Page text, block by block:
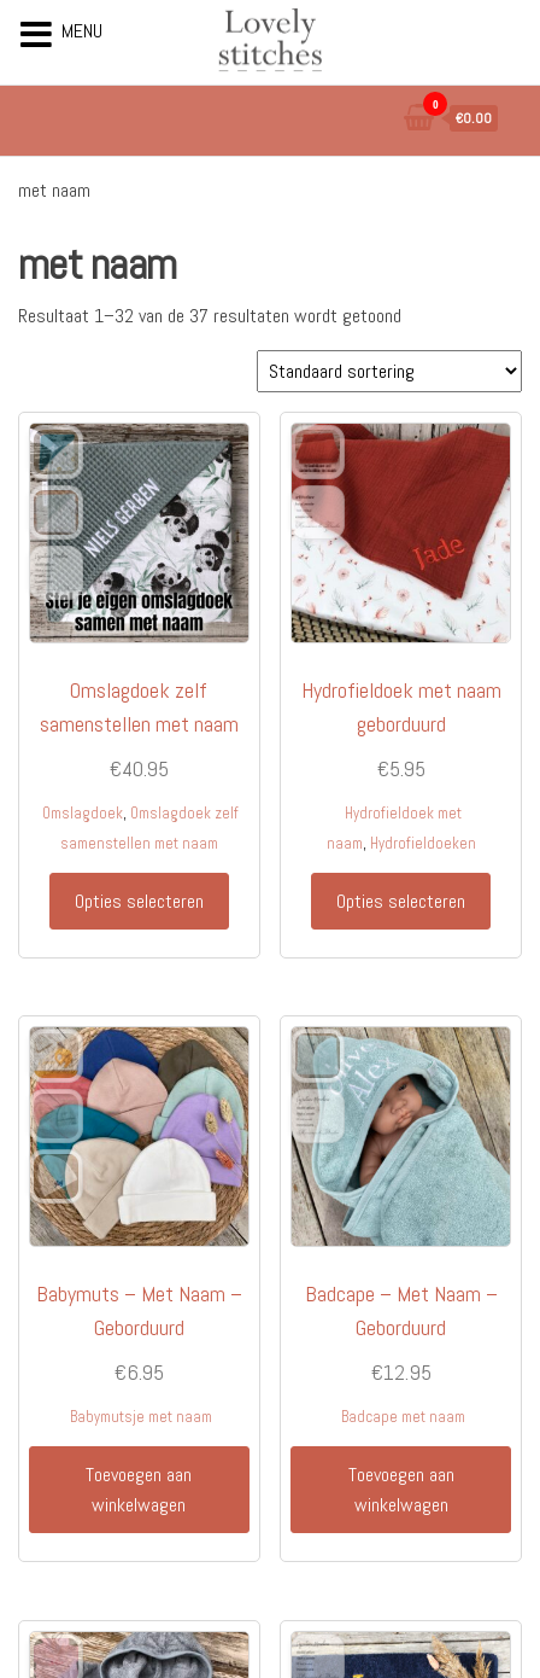
de
inhoud
0
€0.00
met naam
met naam
Resultaat 1–32 van de 37 resultaten wordt getoond
Omslagdoek zelf
samenstellen met naam
€40.95
Omslagdoek, Omslagdoek zelf
samenstellen met naam
Opties selecteren
Dit
Deze
optie
kan
gekozen
worden
op
de
productpagina
Hydrofieldoek met naam
geborduurd
€5.95
Hydrofieldoek met
naam, Hydrofieldoeken
Opties selecteren
Dit
Deze
optie
kan
op
de
Babymuts – Met Naam –
Geborduurd
€6.95
Babymutsje met naam
Toevoegen aan
winkelwagen
Badcape – Met Naam –
Geborduurd
€12.95
Badcape met naam
Toevoegen aan
winkelwagen
MENU